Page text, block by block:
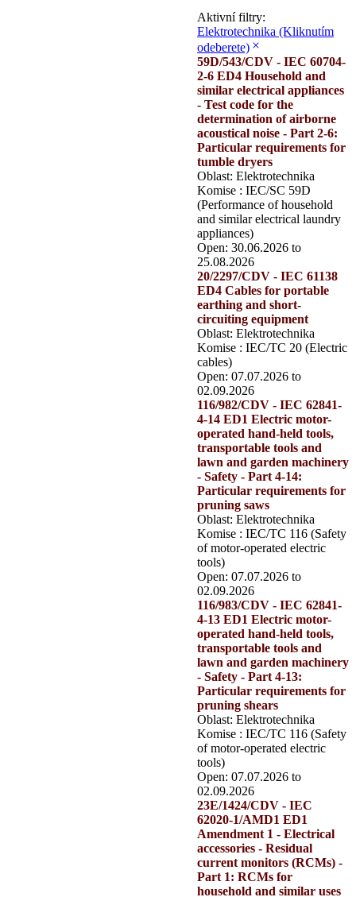
Aktivní filtry:
Elektrotechnika (Kliknutím
odeberete)
59D/543/CDV - IEC 60704-
2-6 ED4 Household and
similar electrical appliances
- Test code for the
determination of airborne
acoustical noise - Part 2-6:
Particular requirements for
tumble dryers
Oblast: Elektrotechnika
Komise : IEC/SC 59D
(Performance of household
and similar electrical laundry
appliances)
Open: 30.06.2026 to
25.08.2026
20/2297/CDV - IEC 61138
ED4 Cables for portable
earthing and short-
circuiting equipment
Oblast: Elektrotechnika
Komise : IEC/TC 20 (Electric
cables)
Open: 07.07.2026 to
02.09.2026
116/982/CDV - IEC 62841-
4-14 ED1 Electric motor-
operated hand-held tools,
transportable tools and
lawn and garden machinery
- Safety - Part 4-14:
Particular requirements for
pruning saws
Oblast: Elektrotechnika
Komise : IEC/TC 116 (Safety
of motor-operated electric
tools)
Open: 07.07.2026 to
02.09.2026
116/983/CDV - IEC 62841-
4-13 ED1 Electric motor-
operated hand-held tools,
transportable tools and
lawn and garden machinery
- Safety - Part 4-13:
Particular requirements for
pruning shears
Oblast: Elektrotechnika
Komise : IEC/TC 116 (Safety
of motor-operated electric
tools)
Open: 07.07.2026 to
02.09.2026
23E/1424/CDV - IEC
62020-1/AMD1 ED1
Amendment 1 - Electrical
accessories - Residual
current monitors (RCMs) -
Part 1: RCMs for
household and similar uses